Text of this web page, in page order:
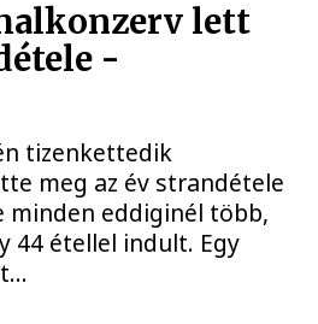
lett
-
tizenkettedik
meg az év strandétele
minden eddiginél több,
44 étellel indult. Egy